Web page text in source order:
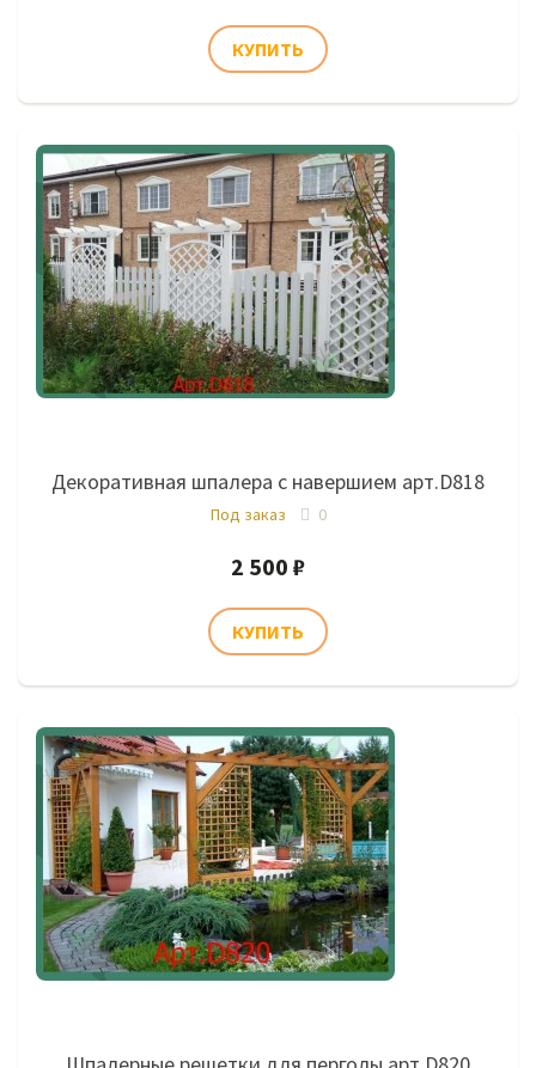
Декоративная шпалера с навершием арт.D818
Под заказ 0
2 500 ₽